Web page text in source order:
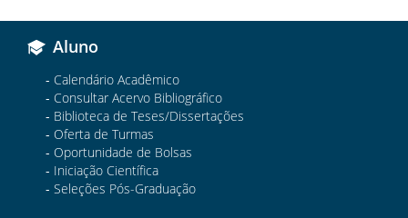
Aluno
Calendário Acadêmico
Consultar Acervo Bibliográfico
Biblioteca de Teses/Dissertações
Oferta de Turmas
Oportunidade de Bolsas
Iniciação Científica
Seleções Pós-Graduação